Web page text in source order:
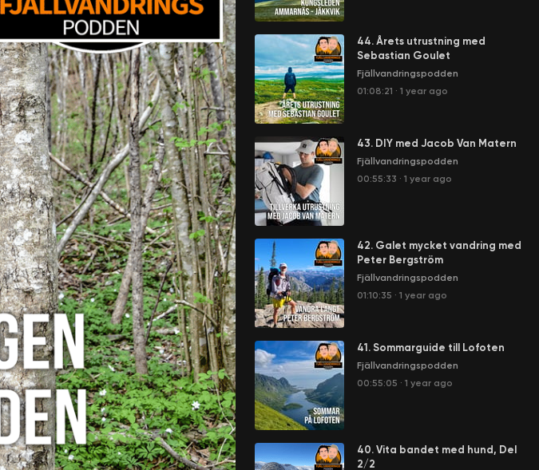
44. Årets utrustning med
Sebastian Goulet
Fjällvandringspodden
01:08:21 · 1 year ago
43. DIY med Jacob Van Matern
Fjällvandringspodden
00:55:33 · 1 year ago
42. Galet mycket vandring med
Peter Bergström
Fjällvandringspodden
01:10:35 · 1 year ago
41. Sommarguide till Lofoten
Fjällvandringspodden
00:55:05 · 1 year ago
40. Vita bandet med hund, Del
2/2